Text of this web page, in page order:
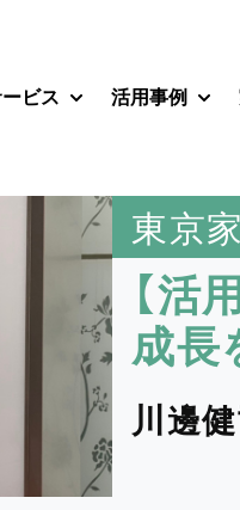
ビス
Show submenu for
活用事例
Show
東京
【活
成長
川邊